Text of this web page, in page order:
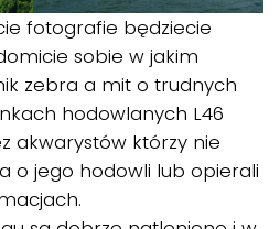
fotografie będziecie
sobie w jakim
zebra a mit o trudnych
hodowlanych L46
akwarystów którzy nie
o jego hodowli lub opierali